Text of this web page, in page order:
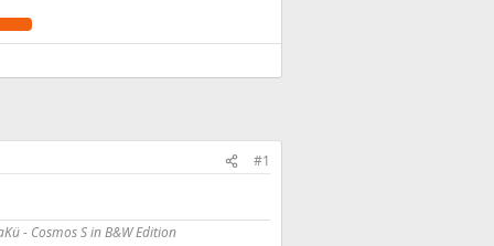
#1
- Cosmos S in B&W Edition